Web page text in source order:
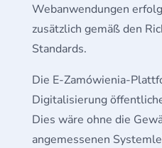
Webanwendungen
zusätzlich gemäß den
Standards.
Die E-Zamówienia-
Digitalisierung
Dies wäre ohne die
angemessenen